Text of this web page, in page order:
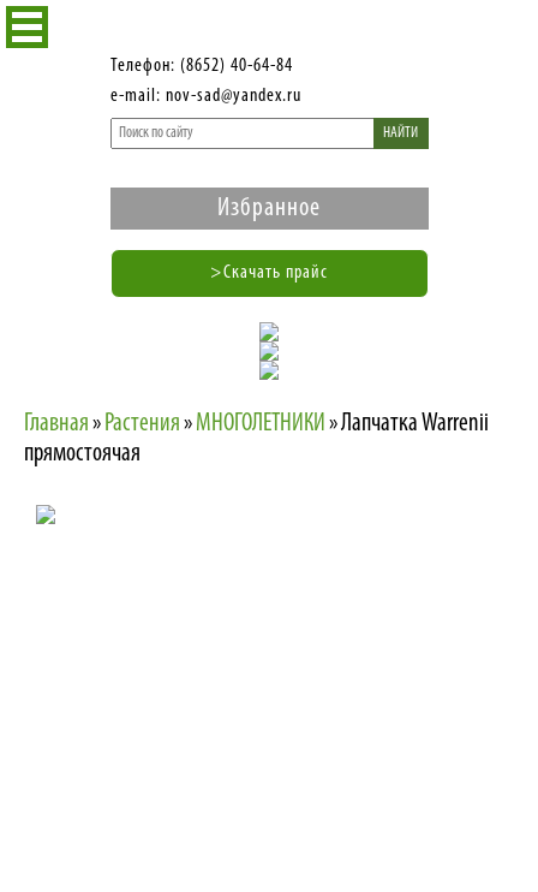
Телефон: (8652) 40-64-84
e-mail: nov-sad@yandex.ru
НАЙТИ
Избранное
>Скачать прайс
Главная» Растения»МНОГОЛЕТНИКИ »Лапчатка Warrenii
прямостоячая